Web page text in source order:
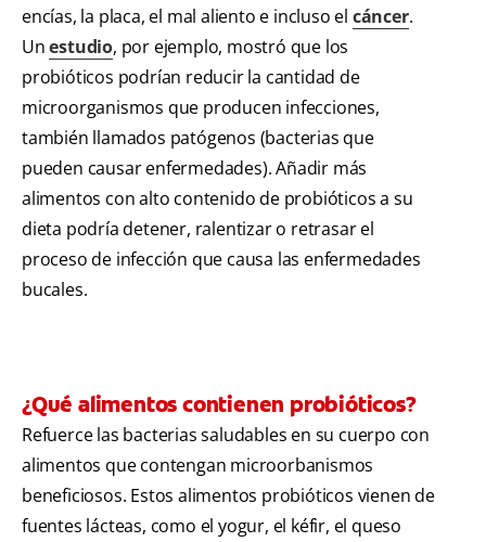
encías, la placa, el mal aliento e incluso el cáncer.
Unestudio, por ejemplo, mostró que los
probióticos podrían reducir la cantidad de
microorganismos que producen infecciones,
también llamados patógenos (bacterias que
pueden causar enfermedades). Añadir más
alimentos con alto contenido de probióticos a su
dieta podría detener, ralentizar o retrasar el
proceso de infección que causa las enfermedades
bucales.
¿Qué alimentos contienen probióticos?
Refuerce las bacterias saludables en su cuerpo con
alimentos que contengan microorbanismos
beneficiosos. Estos alimentos probióticos vienen de
fuentes lácteas, como el yogur, el kéfir, el queso